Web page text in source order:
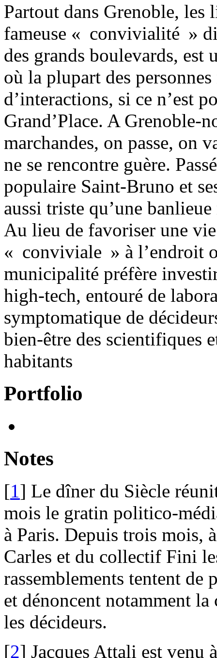
Partout dans Grenoble, les
fameuse « convivialité »
des grands boulevards, est
où la plupart des
d’interactions, si ce n’est
Grand’Place. A Grenoble-
marchandes, on passe, on
ne se rencontre guère.
populaire Saint-Bruno et
aussi triste qu’une
Au lieu de favoriser une
« conviviale » à l’endroit
municipalité préfère
high-tech, entouré de
symptomatique de
bien-être des scientifiques
habitants
Portfolio
Notes
[1 ] Le dîner du Siècle
mois le gratin politico-
à Paris. Depuis trois mois,
Carles et du collectif Fini
rassemblements tentent de
et dénoncent notamment
les décideurs.
[2] Jacques Attali est venu